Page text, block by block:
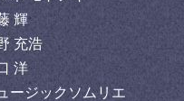
輝
充浩
洋
ージックソムリエ